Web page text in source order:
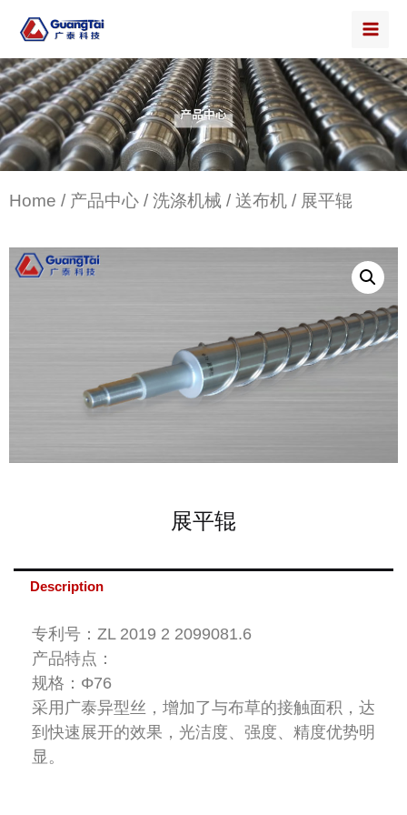
Home / 产品中心 / 洗涤机械 / 送布机 / 展平辊
展平辊
Description
专利号：ZL 2019 2 2099081.6
产品特点：
规格：Φ76
采用广泰异型丝，增加了与布草的接触面积，达
到快速展开的效果，光洁度、强度、精度优势明
显。